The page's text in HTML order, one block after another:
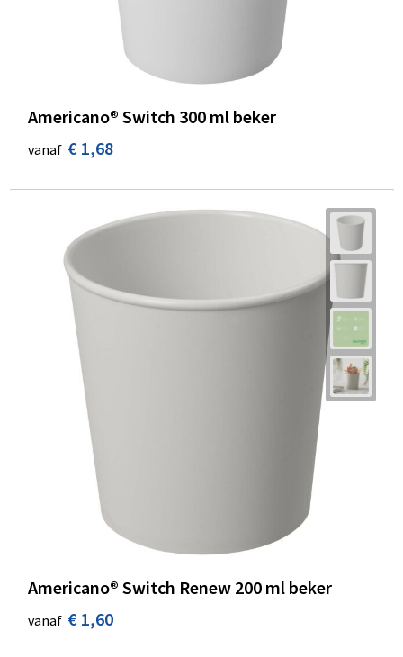
Americano® Switch 300 ml beker
vanaf € 1,68
Americano® Switch Renew 200 ml beker
vanaf € 1,60